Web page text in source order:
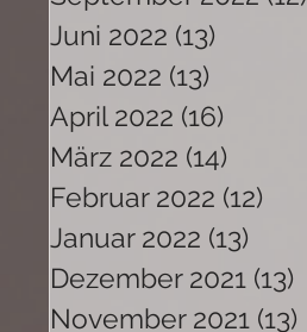
Juni 2022 (13)
Mai 2022 (13)
April 2022 (16)
März 2022 (14)
Februar 2022 (12)
Januar 2022 (13)
Dezember 2021 (13)
November 2021 (13)